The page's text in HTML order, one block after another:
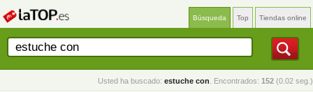
Búsqueda Top Tiendas online
Usted ha buscado: estuche con . Encontrados: 152 (0.02 seg.)